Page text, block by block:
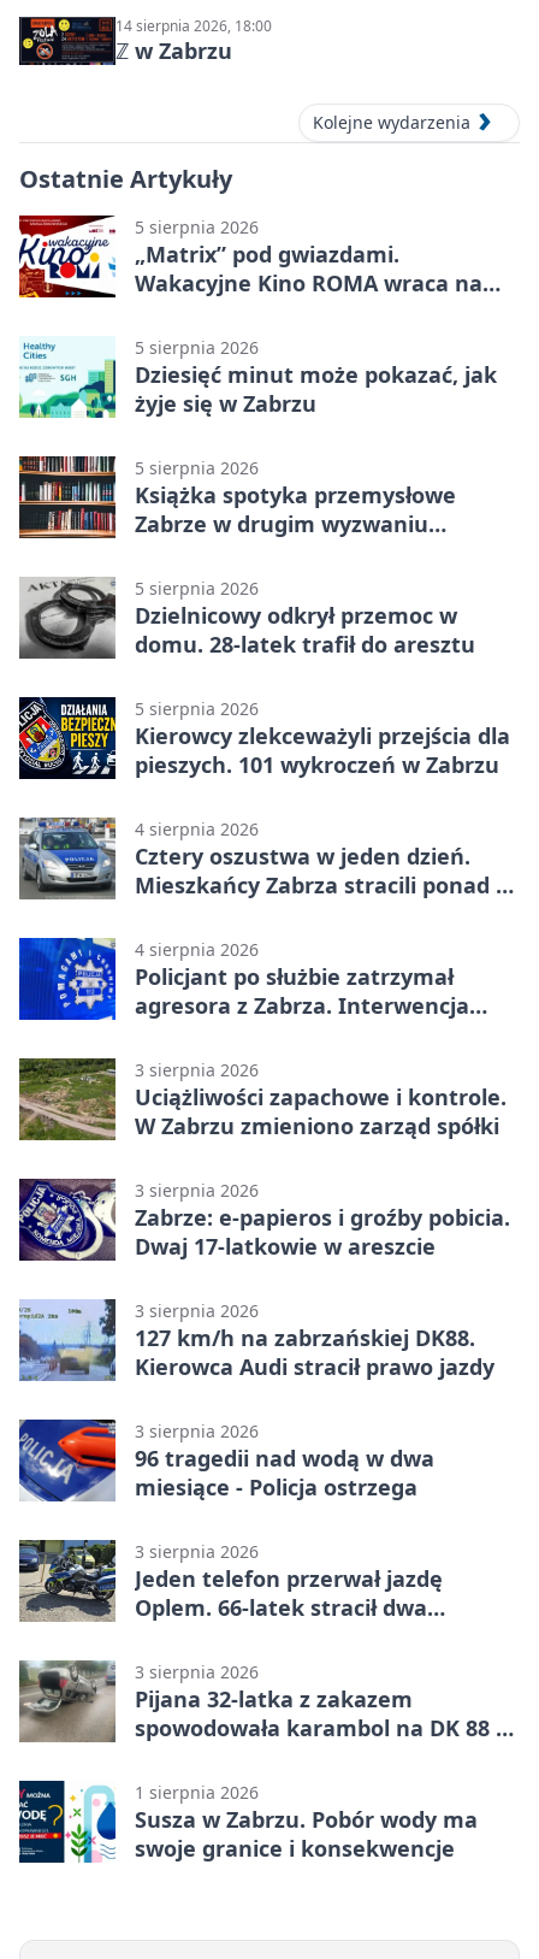
14 sierpnia 2026, 18:00
ℤ w Zabrzu
Kolejne wydarzenia
Ostatnie Artykuły
5 sierpnia 2026
„Matrix” pod gwiazdami.
Wakacyjne Kino ROMA wraca na
5 sierpnia 2026
Dziesięć minut może pokazać, jak
żyje się w Zabrzu
5 sierpnia 2026
Książka spotyka przemysłowe
Zabrze w drugim wyzwaniu
5 sierpnia 2026
Dzielnicowy odkrył przemoc w
domu. 28-latek trafił do aresztu
5 sierpnia 2026
Kierowcy zlekceważyli przejścia dla
pieszych. 101 wykroczeń w Zabrzu
4 sierpnia 2026
Cztery oszustwa w jeden dzień.
Mieszkańcy Zabrza stracili ponad 6
4 sierpnia 2026
Policjant po służbie zatrzymał
agresora z Zabrza. Interwencja
3 sierpnia 2026
Uciążliwości zapachowe i kontrole.
W Zabrzu zmieniono zarząd spółki
3 sierpnia 2026
Zabrze: e-papieros i groźby pobicia.
Dwaj 17-latkowie w areszcie
3 sierpnia 2026
127 km/h na zabrzańskiej DK88.
Kierowca Audi stracił prawo jazdy
3 sierpnia 2026
96 tragedii nad wodą w dwa
miesiące - Policja ostrzega
3 sierpnia 2026
Jeden telefon przerwał jazdę
Oplem. 66-latek stracił dwa
3 sierpnia 2026
Pijana 32-latka z zakazem
spowodowała karambol na DK 88 w
1 sierpnia 2026
Susza w Zabrzu. Pobór wody ma
swoje granice i konsekwencje